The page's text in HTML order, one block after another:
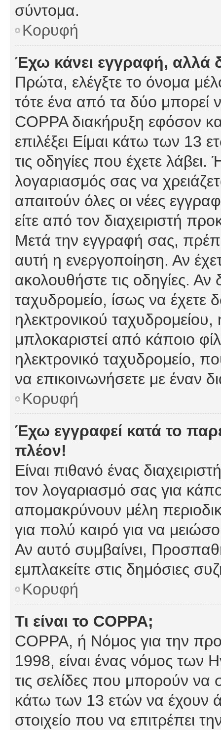
σύντομα.
Κορυφή
Έχω κάνει εγγραφή,
Πρώτα, ελέγξτε το όνομα
τότε ένα από τα δύο μπορεί
COPPA διακήρυξη εφόσον
επιλέξει Είμαι κάτω των 13
τις οδηγίες που έχετε λάβει.
λογαριασμός σας να
απαιτούν όλες οι νέες
είτε από τον διαχειριστή
Μετά την εγγραφή σας,
αυτή η ενεργοποίηση. Αν
ακολουθήστε τις οδηγίες. Αν
ταχυδρομείο, ίσως να έχετε
ηλεκτρονικού ταχυδρομείου,
μπλοκαριστεί από κάποιο
ηλεκτρονικό ταχυδρομείο,
να επικοινωνήσετε με έναν
Κορυφή
Έχω εγγραφεί κατά το
πλέον!
Είναι πιθανό ένας
τον λογαριασμό σας για
απομακρύνουν μέλη
για πολύ καιρό για να
Αν αυτό συμβαίνει,
εμπλακείτε στις δημόσιες
Κορυφή
Τι είναι το COPPA;
COPPA, ή Νόμος για την
1998, είναι ένας νόμος των
τις σελίδες που μπορούν να
κάτω των 13 ετών να έχουν
στοιχείο που να επιτρέπει